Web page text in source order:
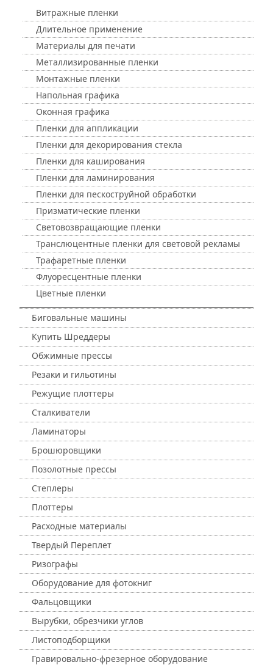
Витражные пленки
Длительное применение
Материалы для печати
Металлизированные пленки
Монтажные пленки
Напольная графика
Оконная графика
Пленки для аппликации
Пленки для декорирования стекла
Пленки для каширования
Пленки для ламинирования
Пленки для пескоструйной обработки
Призматические пленки
Световозвращающие пленки
Транслюцентные пленки для световой рекламы
Трафаретные пленки
Флуоресцентные пленки
Цветные пленки
Биговальные машины
Купить Шреддеры
Обжимные прессы
Резаки и гильотины
Режущие плоттеры
Сталкиватели
Ламинаторы
Брошюровщики
Позолотные прессы
Степлеры
Плоттеры
Расходные материалы
Твердый Переплет
Ризографы
Оборудование для фотокниг
Фальцовщики
Вырубки, обрезчики углов
Листоподборщики
Гравировально-фрезерное оборудование